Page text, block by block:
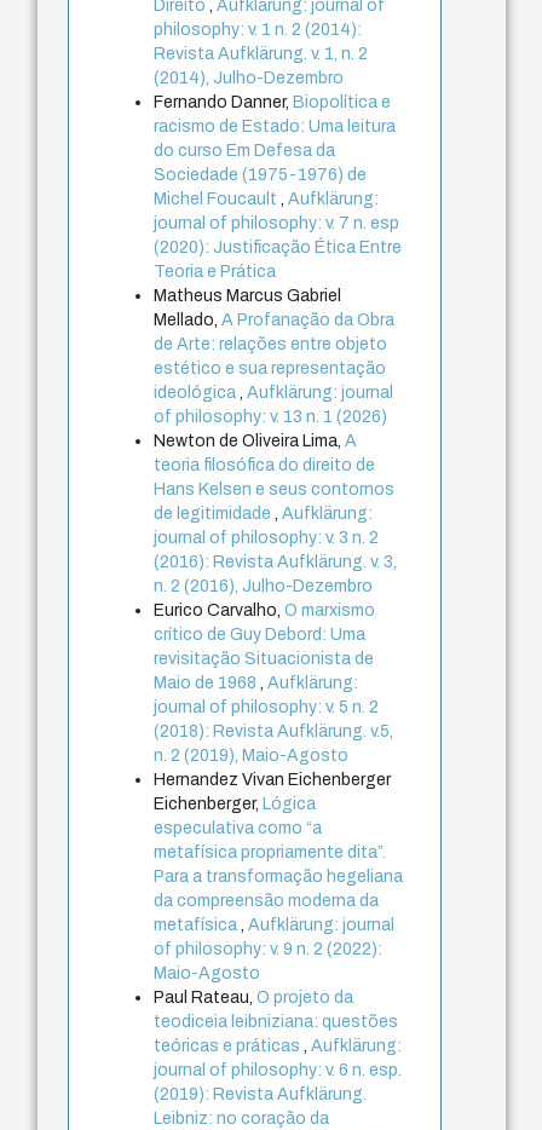
Direito,Aufklärung: journal of
philosophy: v. 1 n. 2 (2014):
Revista Aufklärung. v. 1, n. 2
(2014), Julho-Dezembro
Fernando Danner, Biopolítica e
racismo de Estado: Uma leitura
do curso Em Defesa da
Sociedade (1975-1976) de
Michel Foucault,Aufklärung:
journal of philosophy: v. 7 n. esp
(2020): Justificação Ética Entre
Teoria e Prática
Matheus Marcus Gabriel
Mellado,A Profanação da Obra
de Arte: relações entre objeto
estético e sua representação
ideológica,Aufklärung: journal
of philosophy: v. 13 n. 1 (2026)
Newton de Oliveira Lima,A
teoria filosófica do direito de
Hans Kelsen e seus contornos
de legitimidade,Aufklärung:
journal of philosophy: v. 3 n. 2
(2016): Revista Aufklärung. v. 3,
n. 2 (2016), Julho-Dezembro
Eurico Carvalho,O marxismo
crítico de Guy Debord: Uma
revisitação Situacionista de
Maio de 1968,Aufklärung:
journal of philosophy: v. 5 n. 2
(2018): Revista Aufklärung. v.5,
n. 2 (2019), Maio-Agosto
Hernandez Vivan Eichenberger
Eichenberger, Lógica
especulativa como “a
metafísica propriamente dita”.
Para a transformação hegeliana
da compreensão moderna da
metafísica,Aufklärung: journal
of philosophy: v. 9 n. 2 (2022):
Maio-Agosto
Paul Rateau,O projeto da
teodiceia leibniziana: questões
teóricas e práticas,Aufklärung:
journal of philosophy: v. 6 n. esp.
(2019): Revista Aufklärung.
Leibniz: no coração da